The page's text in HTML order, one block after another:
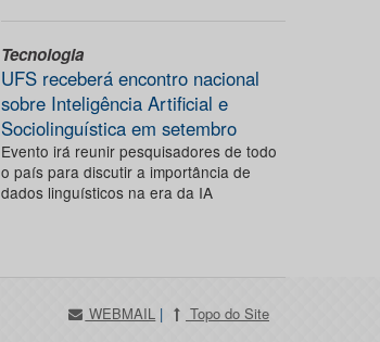
Tecnologia
UFS receberá encontro nacional
sobre Inteligência Artificial e
Sociolinguística em setembro
Evento irá reunir pesquisadores de todo
o país para discutir a importância de
dados linguísticos na era da IA
WEBMAIL | Topo do Site